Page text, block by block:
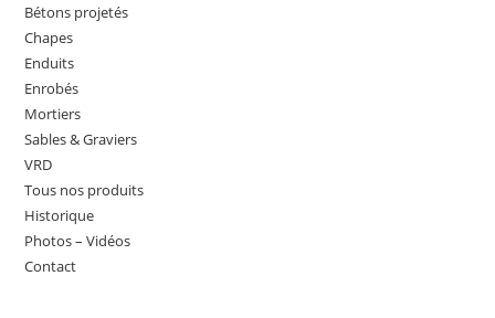
Bétons projetés
Chapes
Enduits
Enrobés
Mortiers
Sables & Graviers
VRD
Tous nos produits
Historique
Photos – Vidéos
Contact